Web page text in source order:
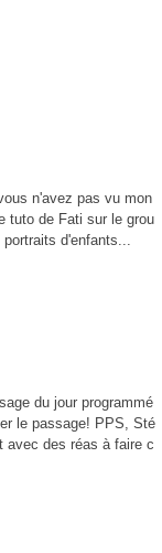
n'avez pas vu mon
tuto de Fati sur le grou
d'enfants...
du jour programmé
le passage! PPS, Sté
avec des réas à faire c